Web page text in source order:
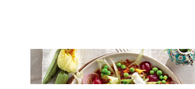
Σαλάτα με αρακά, κολοκυθάκια και
φινόκιο
ΛΑΧΑΝΙΚΑ